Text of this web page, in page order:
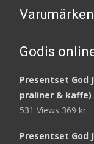
Varumärken
Godis
Presentset God
praliner & kaffe)
531 Views 369 kr
Presentset God